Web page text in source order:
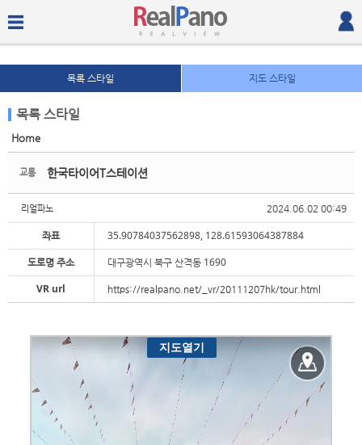
목록 스타일 지도 스타일
목록 스타일
Home
교통
2024.06.02 00:49
한국타이어T스테이션
리얼파노
좌표
35.90784037562898, 128.61593064387884
도로명 주소
대구광역시 북구 산격동 1690
VR url
https://realpano.net/_vr/20111207hk/tour.html
Sketchbook5, 스케치북5
Sketchbook5, 스케치북5
Sketchbook5, 스케치북5
Sketchbook5, 스케치북5